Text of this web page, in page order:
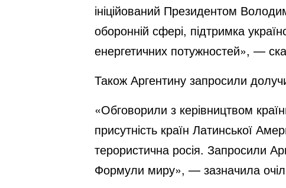
ініційований Президентом
оборонній сфері, підтримка
енергетичних потужностей», —
Також Аргентину запросили
«Обговорили з керівництвом
присутність країн Латинської
терористична росія. Запросили
Формули миру», — зазначила